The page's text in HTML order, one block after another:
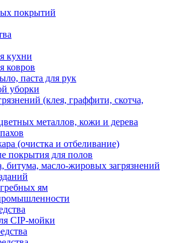
покрытий
кухни
ковров
паста для рук
уборки
(клея, граффити, скотча,
металлов, кожи и дерева
(очистка и отбеливание)
покрытия для полов
битума, масло-жировых загрязнений
ям
CIP-мойки